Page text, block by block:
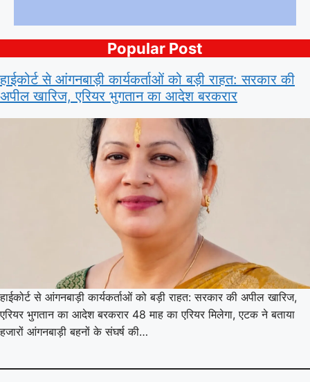
Popular Post
हाईकोर्ट से आंगनबाड़ी कार्यकर्ताओं को बड़ी राहत: सरकार की
अपील खारिज, एरियर भुगतान का आदेश बरकरार
हाईकोर्ट से आंगनबाड़ी कार्यकर्ताओं को बड़ी राहत: सरकार की अपील खारिज,
एरियर भुगतान का आदेश बरकरार 48 माह का एरियर मिलेगा, एटक ने बताया
हजारों आंगनबाड़ी बहनों के संघर्ष की…